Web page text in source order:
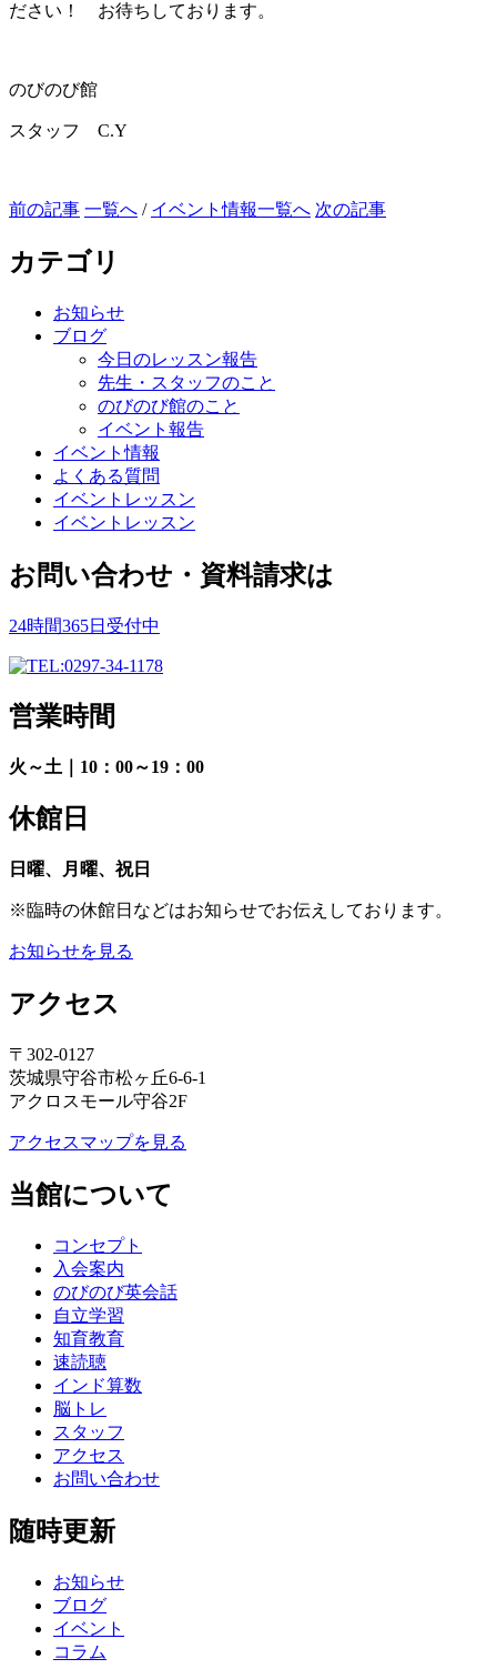
ださい！ お待ちしております。
のびのび館
スタッフ C.Y
前の記事 一覧へ / イベント情報一覧へ 次の記事
カテゴリ
お知らせ
ブログ
今日のレッスン報告
先生・スタッフのこと
のびのび館のこと
イベント報告
イベント情報
よくある質問
イベントレッスン
イベントレッスン
お問い合わせ・資料請求は
24時間365日受付中
営業時間
火～土｜10：00～19：00
休館日
日曜、月曜、祝日
※臨時の休館日などはお知らせでお伝えしております。
お知らせを見る
アクセス
〒302-0127
茨城県守谷市松ヶ丘6-6-1
アクロスモール守谷2F
アクセスマップを見る
当館について
コンセプト
入会案内
のびのび英会話
自立学習
知育教育
速読聴
インド算数
脳トレ
スタッフ
アクセス
お問い合わせ
随時更新
お知らせ
ブログ
イベント
コラム